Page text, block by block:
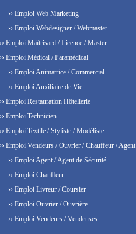
›› Emploi Web Marketing
›› Emploi Webdesigner / Webmaster
›› Emploi Maîtrisard / Licence / Master
›› Emploi Médical / Paramédical
›› Emploi Animatrice / Commercial
›› Emploi Auxiliaire de Vie
›› Emploi Restauration Hôtellerie
›› Emploi Technicien
›› Emploi Textile / Styliste / Modéliste
›› Emploi Vendeurs / Ouvrier / Chauffeur / Agent
›› Emploi Agent / Agent de Sécurité
›› Emploi Chauffeur
›› Emploi Livreur / Coursier
›› Emploi Ouvrier / Ouvrière
›› Emploi Vendeurs / Vendeuses